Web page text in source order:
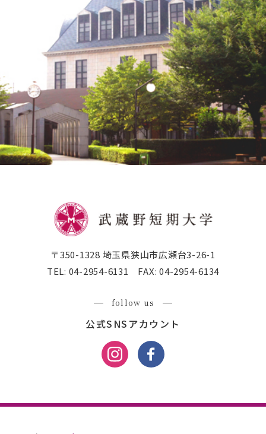
〒350-1328 埼玉県狭山市広瀬台3-26-1
TEL: 04-2954-6131 FAX: 04-2954-6134
follow us
公式SNSアカウント